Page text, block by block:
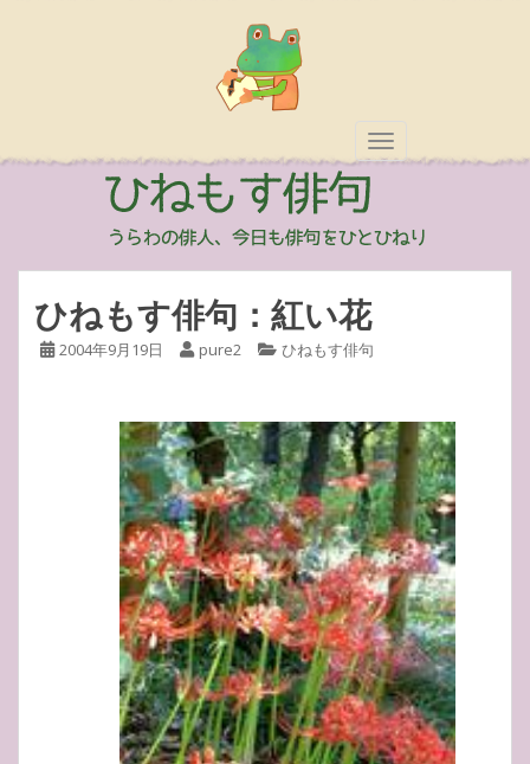
TOGGLE
ひねもす俳句：紅い花
2004年9月19日 pure2 ひねもす俳句